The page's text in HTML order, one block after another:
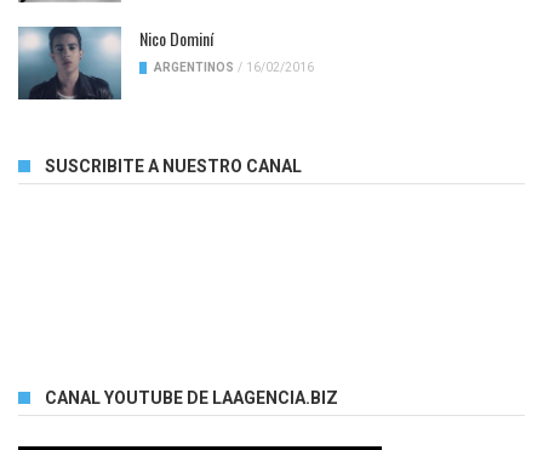
Nico Dominí
ARGENTINOS / 16/02/2016
SUSCRIBITE A NUESTRO CANAL
CANAL YOUTUBE DE LAAGENCIA.BIZ